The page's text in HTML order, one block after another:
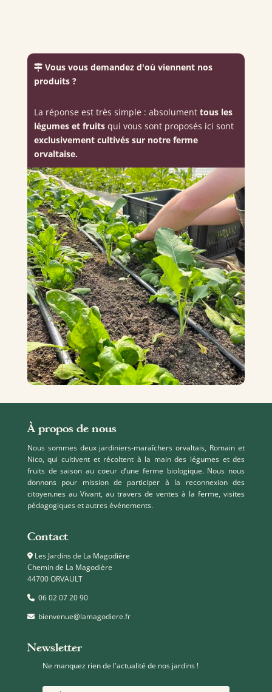
Vous vous demandez d'où viennent nos
produits ?
La réponse est très simple : absolument tous les
légumes et fruitsqui vous sont proposés ici sont
exclusivement cultivés sur notre ferme
orvaltaise.
À propos de nous
Nous sommes deux jardiniers-maraîchers orvaltais, Romain et
Nico, qui cultivent et récoltent à la main des légumes et des
fruits de saison au coeur d’une ferme biologique. Nous nous
donnons pour mission de participer à la reconnexion des
citoyen.nes au Vivant, au travers de ventes à la ferme, visites
pédagogiques et autres événements.
Contact
Les Jardins de La Magodière
Chemin de La Magodière
44700 ORVAULT
06 02 07 20 90
bienvenue@lamagodiere.fr
Newsletter
Ne manquez rien de l'actualité de nos jardins !